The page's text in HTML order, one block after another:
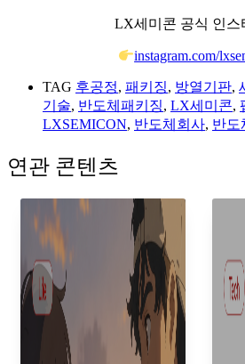
LX세미콘 공식 인스
instagram.com/
TAG 후공정, 패키징, 방열기판,
기술, 반도체패키징, LX세미콘,
LXSEMICON, 반도체회사, 반도
연관 콘텐츠